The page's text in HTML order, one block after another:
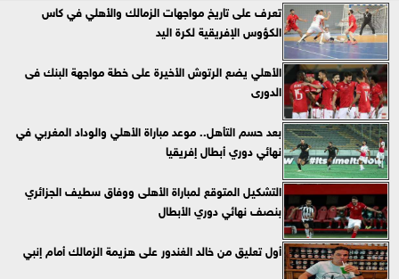
تعرف على تاريخ مواجهات الزمالك والأهلي في كاس
الكؤوس الإفريقية لكرة اليد
الأهلي يضع الرتوش الأخيرة على خطة مواجهة البنك فى
الدورى
بعد حسم التأهل.. موعد مباراة الأهلي والوداد المغربي في
نهائي دوري أبطال إفريقيا
التشكيل المتوقع لمباراة الأهلى ووفاق سطيف الجزائري
بنصف نهائي دوري الأبطال
أول تعليق من خالد الغندور على هزيمة الزمالك أمام إنبي